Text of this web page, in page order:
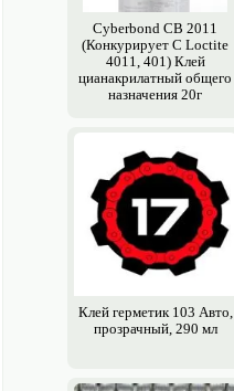
Cyberbond CB 2011
(Конкурирует C Loctite
4011, 401) Клей
цианакрилатный общего
назначения 20г
Клей герметик 103 Авто,
прозрачный, 290 мл